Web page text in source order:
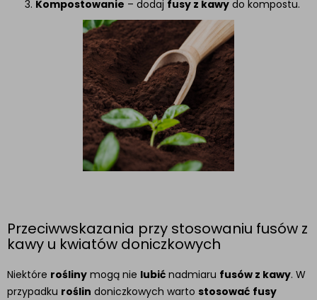
Kompostowanie – dodaj fusy z kawy do kompostu.
Przeciwwskazania przy stosowaniu fusów z
kawy u kwiatów doniczkowych
Niektóre rośliny mogą nie lubić nadmiaru fusów z kawy. W
przypadku roślin doniczkowych warto stosować fusy